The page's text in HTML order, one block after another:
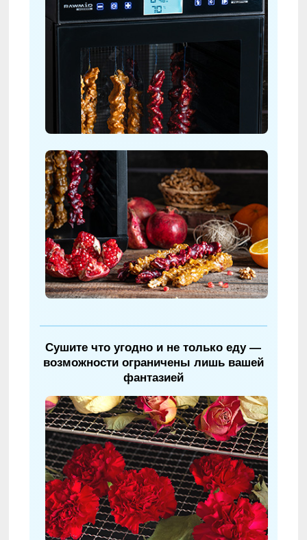
Сушите что угодно и не только еду —
возможности ограничены лишь вашей
фантазией